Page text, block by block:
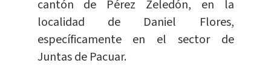
cantón de Pérez Zeledón, en la
localidad de Daniel Flores,
específicamente en el sector de
Juntas de Pacuar.